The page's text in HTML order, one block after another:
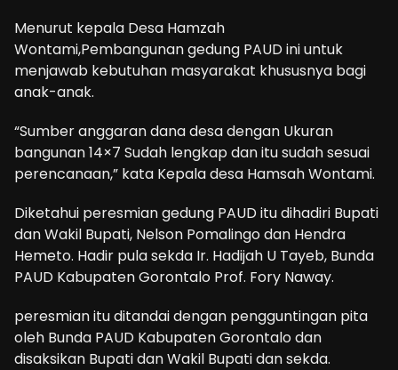
Menurut kepala Desa Hamzah
Wontami,Pembangunan gedung PAUD ini untuk
menjawab kebutuhan masyarakat khususnya bagi
anak-anak.
“Sumber anggaran dana desa dengan Ukuran
bangunan 14×7 Sudah lengkap dan itu sudah sesuai
perencanaan,” kata Kepala desa Hamsah Wontami.
Diketahui peresmian gedung PAUD itu dihadiri Bupati
dan Wakil Bupati, Nelson Pomalingo dan Hendra
Hemeto. Hadir pula sekda Ir. Hadijah U Tayeb, Bunda
PAUD Kabupaten Gorontalo Prof. Fory Naway.
peresmian itu ditandai dengan pengguntingan pita
oleh Bunda PAUD Kabupaten Gorontalo dan
disaksikan Bupati dan Wakil Bupati dan sekda.